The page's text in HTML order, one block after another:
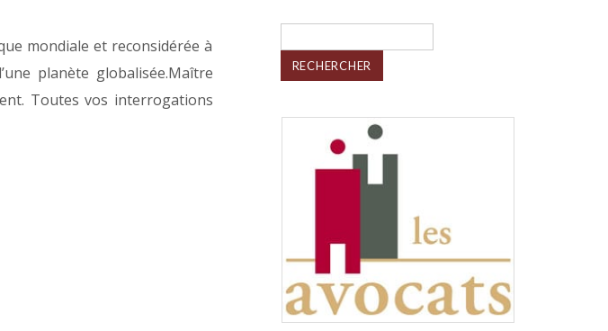
mondiale et reconsidérée à
planète globalisée.Maître
Toutes vos interrogations